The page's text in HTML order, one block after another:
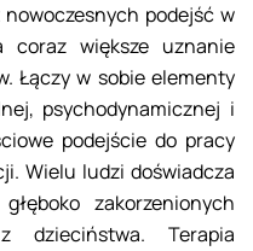
podejść w
coraz większe uznanie
Łączy w sobie elementy
psychodynamicznej i
podejście do pracy
Wielu ludzi doświadcza
zakorzenionych
dzieciństwa. Terapia